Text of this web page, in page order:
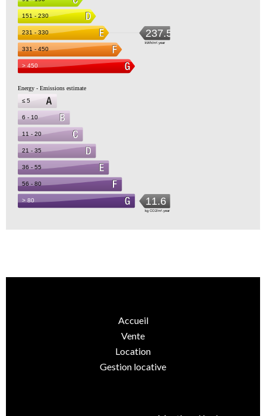
Accueil
Vente
Location
Gestion locative